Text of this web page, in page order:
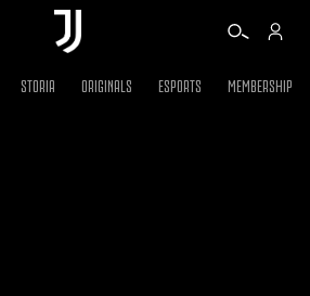
STORIA ORIGINALS ESPORTS MEMBERSHIP